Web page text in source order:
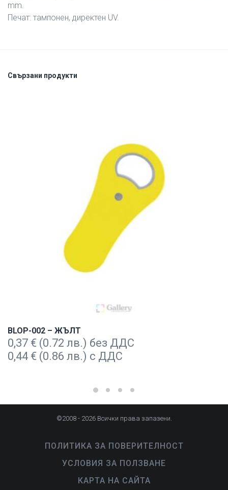
mm.
Печат: тампонен, директен UV.
Свързани продукти
BLOP-002 – ЖЪЛТ
0,37 € (0.72 лв.) без ДДС
0,44 € (0.86 лв.) с ДДС
©2008 - 2026 Всички права запазени.
ПОЛИТИКА ЗА ПОВЕРИТЕЛНОСТ
УСЛОВИЯ ЗА ПОЛЗВАНЕ
КАРТА НА САЙТА